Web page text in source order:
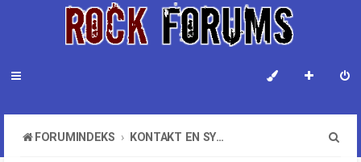
FORUMINDEKS KONTAKT EN SYSTEMADMINISTRATOR